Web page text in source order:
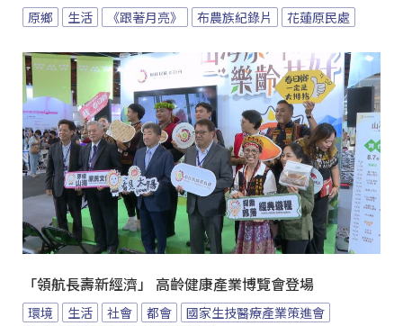
原鄉 生活 《跟著月亮》 布農族紀錄片 花蓮原民處
「領航長壽新經濟」 高齡健康產業博覽會登場
環境 生活 社會 都會
國家生技醫療產業策進會